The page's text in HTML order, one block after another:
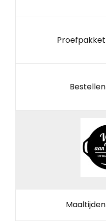
Proefpakket
Bestellen
Maaltijden